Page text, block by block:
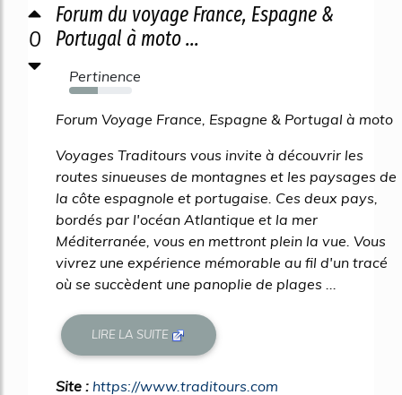
0
Forum du voyage France, Espagne &
Portugal à moto ...
Pertinence
46%
Forum Voyage France, Espagne & Portugal à moto
Voyages Traditours vous invite à découvrir les
routes sinueuses de montagnes et les paysages de
la côte espagnole et portugaise. Ces deux pays,
bordés par l'océan Atlantique et la mer
Méditerranée, vous en mettront plein la vue. Vous
vivrez une expérience mémorable au fil d'un tracé
où se succèdent une panoplie de plages ...
LIRE LA SUITE
Site : https://www.traditours.com